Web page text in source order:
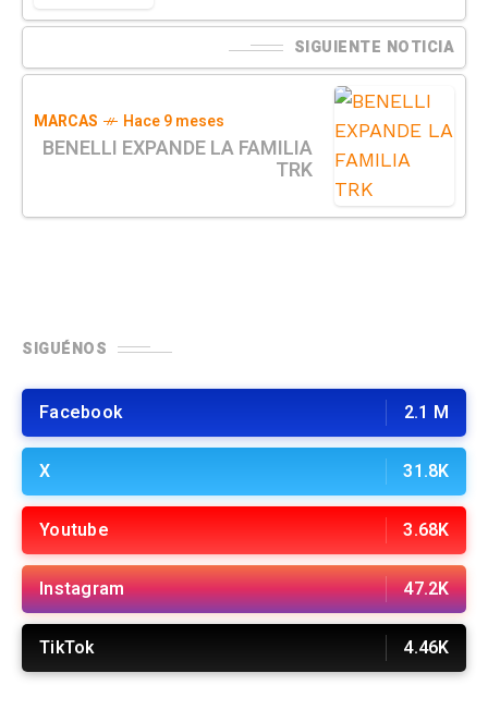
SIGUIENTE NOTICIA
MARCAS Hace 9 meses
BENELLI EXPANDE LA FAMILIA
TRK
SIGUÉNOS
Facebook 2.1 M
X 31.8K
Youtube 3.68K
Instagram 47.2K
TikTok 4.46K